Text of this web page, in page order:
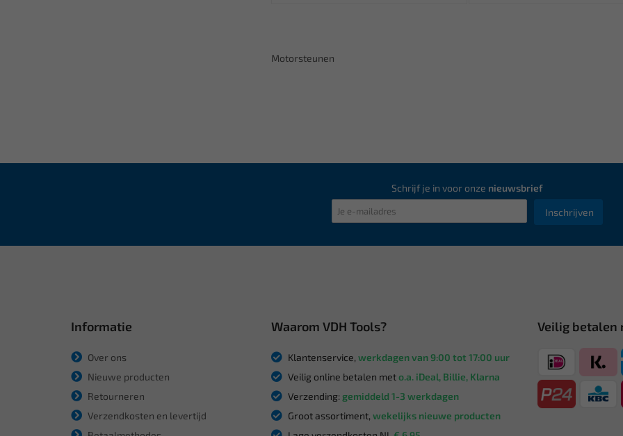
Motorsteunen
Schrijf je in voor onze nieuwsbrief
Inschrijven
Informatie
Over ons
Nieuwe producten
Retourneren
Verzendkosten en levertijd
Waarom VDH Tools?
Klantenservice, werkdagen van 9:00 tot 17:00 uur
Veilig online betalen meto.a. iDeal, Billie, Klarna
Verzending: gemiddeld 1-3 werkdagen
Groot assortiment, wekelijks nieuwe producten
Veilig betalen